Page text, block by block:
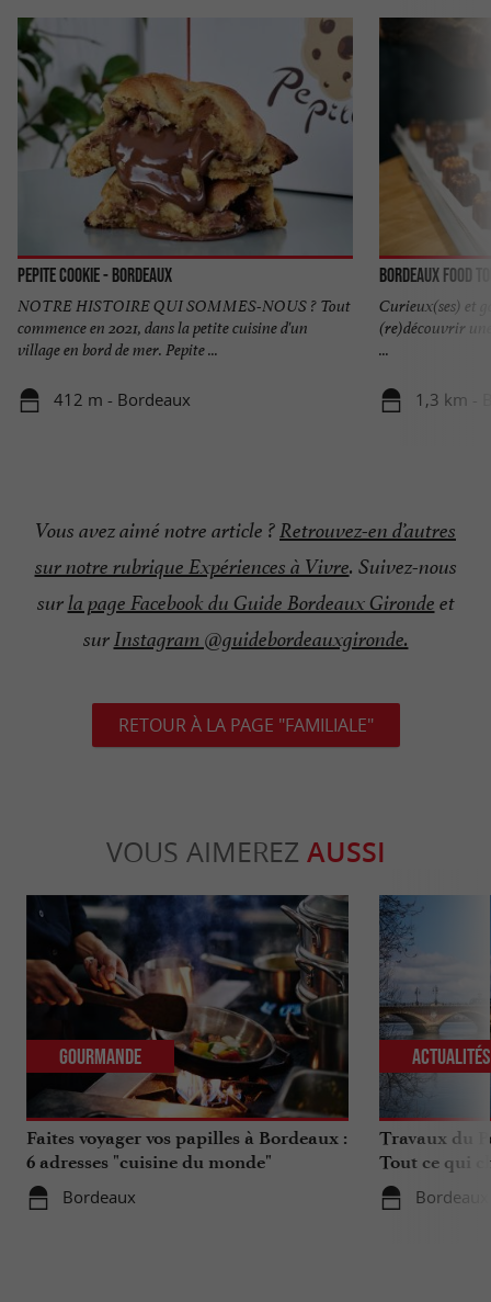
Pepite Cookie - Bordeaux
NOTRE HISTOIRE QUI SOMMES-NOUS ? Tout
commence en 2021, dans la petite cuisine d'un
village en bord de mer. Pepite ...
412 m - Bordeaux
Bordeaux Food
Curieux(ses) et
(re)découvrir
...
1,3 km -
Vous avez aimé notre article ?Retrouvez-en d’autres
sur notre rubrique Expériences à Vivre. Suivez-nous
surla page Facebook du Guide Bordeaux Gironde et
surInstagram @guidebordeauxgironde.
RETOUR À LA PAGE "FAMILIALE"
VOUS AIMEREZ AUSSI
Faites voyager vos papilles à Bordeaux :
6 adresses "cuisine du monde"
Bordeaux
Gourmande
Travaux du
Tout ce qui
Bordeaux
Actualités